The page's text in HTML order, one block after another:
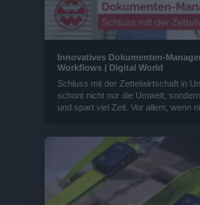
Innovatives Dokumenten-
Workflows | Digital World
Schluss mit der Zettelwirtschaft in
schont nicht nur die Umwelt,
und spart viel Zeit. Vor allem, wenn
erkannt und eine Software
nicht nur digitalisiert, sondern auch
macht...